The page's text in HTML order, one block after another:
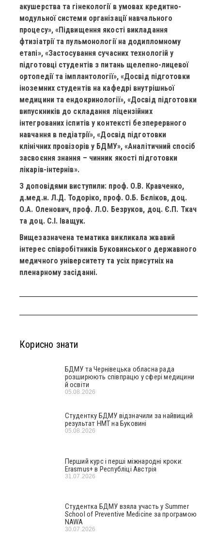
акушерства та гінекології в умовах кредитно-
модульної системи організації навчального
процесу», «Підвищення якості викладання
фтизіатрії та пульмонології на додипломному
етапі», «Застосування сучасних технологій у
підготовці студентів з питань щелепно-лицевої
ортопедії та імплантології», «Досвід підготовки
іноземних студентів на кафедрі внутрішньої
медицини та ендокринології», «Досвід підготовки
випускників до складання ліцензійних
інтегрованих іспитів у контексті безперервного
навчання в педіатрії», «Досвід підготовки
клінічних провізорів у БДМУ», «Аналітичний спосіб
засвоєння знання – чинник якості підготовки
лікарів-інтернів».
З доповідями виступили: проф. О.В. Кравченко,
д.мед.н. Л.Д. Тодоріко, проф. О.Б. Бєліков, доц.
О.А. Оленович, проф. Л.О. Безруков, доц. Є.П. Ткач
та доц. С.І. Іващук.
Вищезазначена тематика викликала жвавий
інтерес співробітників Буковинського державного
медичного університету та усіх присутніх на
пленарному засіданні.
Корисно знати
БДМУ та Чернівецька обласна рада
розширюють співпрацю у сфері медицини
й освіти
05.08.2026
Студентку БДМУ відзначили за найвищий
результат НМТ на Буковині
05.08.2026
Перший курс і перші міжнародні кроки:
Erasmus+ в Республіці Австрія
31.07.2026
Студентка БДМУ взяла участь у Summer
School of Preventive Medicine за програмою
NAWA
30.07.2026